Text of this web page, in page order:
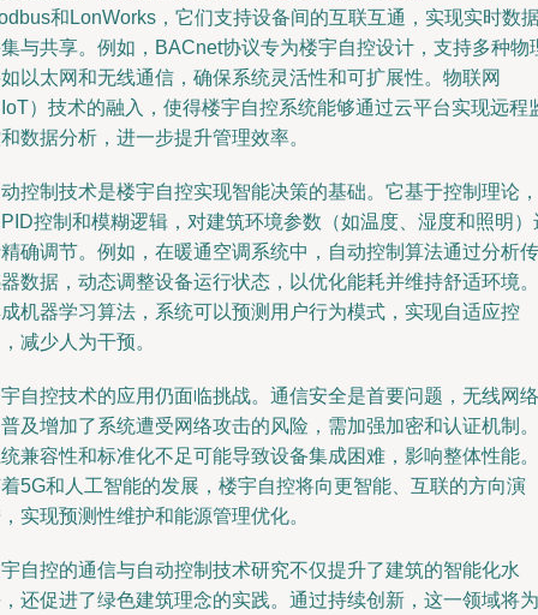
和LonWorks，它们支持设备间的互联互通，实现实时数
与共享。例如，BACnet协议专为楼宇自控设计，支持多种物
以太网和无线通信，确保系统灵活性和可扩展性。物联网
）技术的融入，使得楼宇自控系统能够通过云平台实现远程
数据分析，进一步提升管理效率。
控制技术是楼宇自控实现智能决策的基础。它基于控制理论，
控制和模糊逻辑，对建筑环境参数（如温度、湿度和照明）
确调节。例如，在暖通空调系统中，自动控制算法通过分析传
数据，动态调整设备运行状态，以优化能耗并维持舒适环境。
机器学习算法，系统可以预测用户行为模式，实现自适应控
减少人为干预。
自控技术的应用仍面临挑战。通信安全是首要问题，无线网络
及增加了系统遭受网络攻击的风险，需加强加密和认证机制。
兼容性和标准化不足可能导致设备集成困难，影响整体性能。
5G和人工智能的发展，楼宇自控将向更智能、互联的方向演
实现预测性维护和能源管理优化。
自控的通信与自动控制技术研究不仅提升了建筑的智能化水
还促进了绿色建筑理念的实践。通过持续创新，这一领域将为